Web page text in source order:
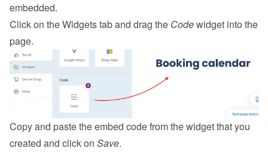
embedded.
Click on the Widgets tab and drag the Code widget into the
page.
Copy and paste the embed code from the widget that you
created and click on Save.